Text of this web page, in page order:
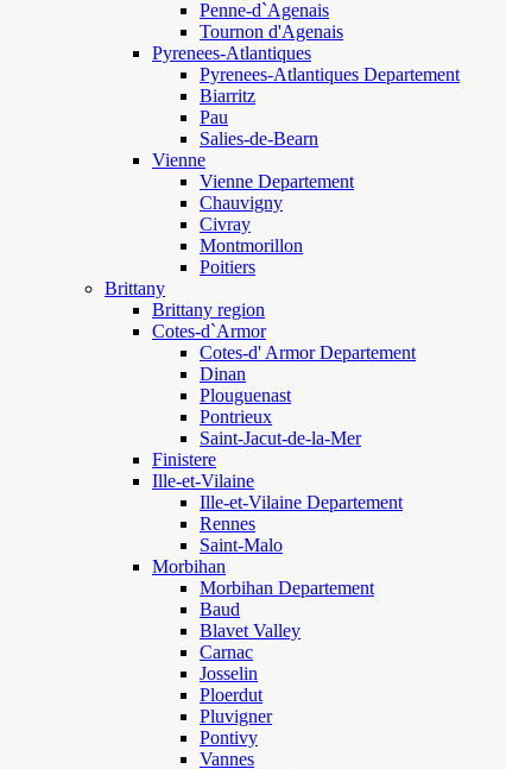
Penne-d`Agenais
Tournon d'Agenais
Pyrenees-Atlantiques
Pyrenees-Atlantiques Departement
Biarritz
Pau
Salies-de-Bearn
Vienne
Vienne Departement
Chauvigny
Civray
Montmorillon
Poitiers
Brittany
Brittany region
Cotes-d`Armor
Cotes-d' Armor Departement
Dinan
Plouguenast
Pontrieux
Saint-Jacut-de-la-Mer
Finistere
Ille-et-Vilaine
Ille-et-Vilaine Departement
Rennes
Saint-Malo
Morbihan
Morbihan Departement
Baud
Blavet Valley
Carnac
Josselin
Ploerdut
Pluvigner
Pontivy
Vannes